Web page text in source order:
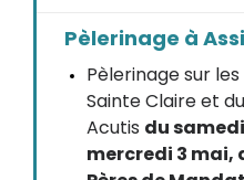
Pèlerinage à
Pèlerinage sur
Sainte Claire et
Acutis du
mercredi 3 mai,